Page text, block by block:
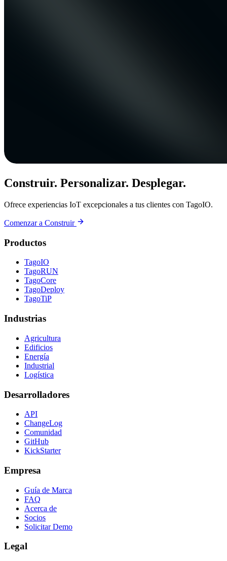
Construir. Personalizar. Desplegar.
Ofrece experiencias IoT excepcionales a tus clientes con TagoIO.
Comenzar a Construir
Productos
TagoIO
TagoRUN
TagoCore
TagoDeploy
TagoTiP
Industrias
Agricultura
Edificios
Energía
Industrial
Logística
Desarrolladores
API
ChangeLog
Comunidad
GitHub
KickStarter
Empresa
Guía de Marca
FAQ
Acerca de
Socios
Solicitar Demo
Legal